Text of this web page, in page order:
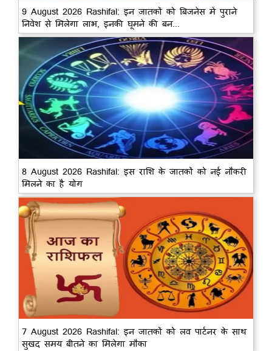
9 August 2026 Rashifal: इन जातकों को बिजनेस में पुराने
निवेश से मिलेगा लाभ, इनकी घूमने की बन...
8 August 2026 Rashifal: इस राशि के जातकों को नई नौकरी
मिलने का है योग
7 August 2026 Rashifal: इन जातकों को लव पार्टनर के साथ
सुखद समय बीतने का मिलेगा मौका